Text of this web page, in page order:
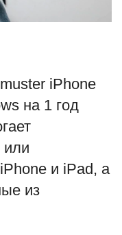
iPhone
на 1 год
или
и iPad, а
из